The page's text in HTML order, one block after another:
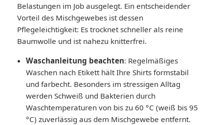
Belastungen im Job ausgelegt. Ein entscheidender
Vorteil des Mischgewebes ist dessen
Pflegeleichtigkeit: Es trocknet schneller als reine
Baumwolle und ist nahezu knitterfrei.
Waschanleitung beachten: Regelmäßiges
Waschen nach Etikett hält Ihre Shirts formstabil
und farbecht. Besonders im stressigen Alltag
werden Schweiß und Bakterien durch
Waschtemperaturen von bis zu 60 °C (weiß bis 95
°C) zuverlässig aus dem Mischgewebe entfernt.